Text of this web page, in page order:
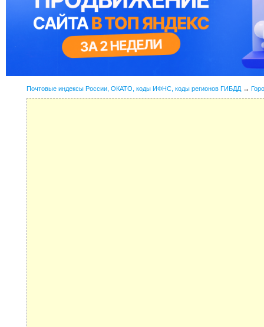
Почтовые индексы России, ОКАТО, коды ИФНС, коды регионов ГИБДД →